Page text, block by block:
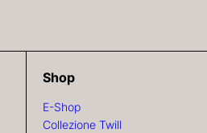
Shop
E-Shop
Collezione Twill